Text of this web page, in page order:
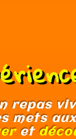
repas
mets
et